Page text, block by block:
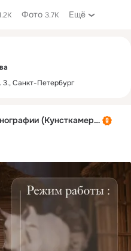
Фото 3.7K Ещё
Музей антропологии и этнографии (Кунсткамера)
3., Санкт-Петербург